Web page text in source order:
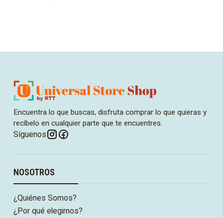
Encuentra lo que buscas, disfruta comprar lo que quieras y
recíbelo en cualquier parte que te encuentres.
Síguenos
NOSOTROS
¿Quiénes Somos?
¿Por qué elegirnos?